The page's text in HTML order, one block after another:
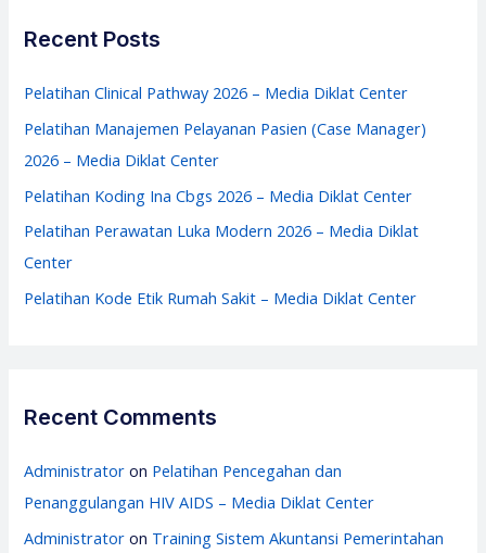
c
f
o
r
Recent Posts
Pelatihan Clinical Pathway 2026 – Media Diklat Center
Pelatihan Manajemen Pelayanan Pasien (Case Manager)
2026 – Media Diklat Center
Pelatihan Koding Ina Cbgs 2026 – Media Diklat Center
Pelatihan Perawatan Luka Modern 2026 – Media Diklat
Center
Pelatihan Kode Etik Rumah Sakit – Media Diklat Center
Recent Comments
Administrator on Pelatihan Pencegahan dan
Penanggulangan HIV AIDS – Media Diklat Center
Administrator on Training Sistem Akuntansi Pemerintahan